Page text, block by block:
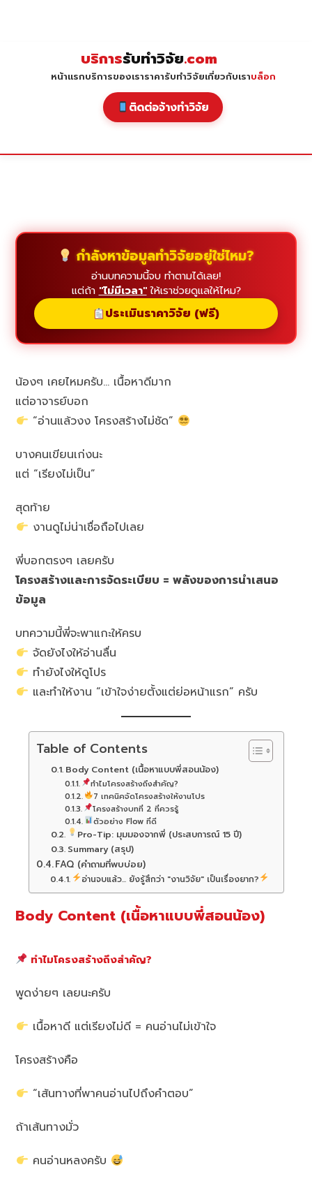
บริการรับทำวิจัย.com
หน้าแรกบริการของเราราคารับทำวิจัยเกี่ยวกับเราบล็อก
ติดต่อจ้างทำวิจัย
กำลังหาข้อมูลทำวิจัยอยู่ใช่ไหม?
อ่านบทความนี้จบ ทำตามได้เลย!
แต่ถ้า "ไม่มีเวลา"ให้เราช่วยดูแลให้ไหม?
ประเมินราคาวิจัย (ฟรี)
น้องๆ เคยไหมครับ… เนื้อหาดีมาก
แต่อาจารย์บอก
“อ่านแล้วงง โครงสร้างไม่ชัด”
บางคนเขียนเก่งนะ
แต่ “เรียงไม่เป็น”
สุดท้าย
งานดูไม่น่าเชื่อถือไปเลย
พี่บอกตรงๆ เลยครับ
โครงสร้างและการจัดระเบียบ = พลังของการนำเสนอ
ข้อมูล
บทความนี้พี่จะพาแกะให้ครบ
จัดยังไงให้อ่านลื่น
ทำยังไงให้ดูโปร
และทำให้งาน “เข้าใจง่ายตั้งแต่ย่อหน้าแรก” ครับ
Table of Contents
Body Content (เนื้อหาแบบพี่สอนน้อง)
ทำไมโครงสร้างถึงสำคัญ?
7 เทคนิคจัดโครงสร้างให้งานโปร
โครงสร้างบทที่ 2 ที่ควรรู้
ตัวอย่าง Flow ที่ดี
Pro-Tip: มุมมองจากพี่ (ประสบการณ์ 15 ปี)
Summary (สรุป)
FAQ (คำถามที่พบบ่อย)
อ่านจบแล้ว... ยังรู้สึกว่า "งานวิจัย" เป็นเรื่องยาก?
Body Content (เนื้อหาแบบพี่สอนน้อง)
ทำไมโครงสร้างถึงสำคัญ?
พูดง่ายๆ เลยนะครับ
เนื้อหาดี แต่เรียงไม่ดี = คนอ่านไม่เข้าใจ
โครงสร้างคือ
“เส้นทางที่พาคนอ่านไปถึงคำตอบ”
ถ้าเส้นทางมั่ว
คนอ่านหลงครับ